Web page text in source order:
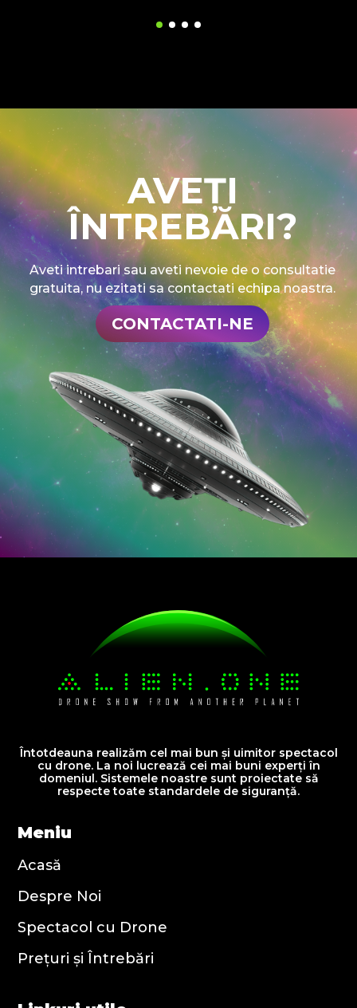
AVEȚI
ÎNTREBĂRI?
Aveti intrebari sau aveti nevoie de o consultatie
gratuita, nu ezitati sa contactati echipa noastra.
CONTACTATI-NE
Întotdeauna realizăm cel mai bun și uimitor spectacol
cu drone. La noi lucrează cei mai buni experți în
domeniul. Sistemele noastre sunt proiectate să
respecte toate standardele de siguranță.
Meniu
Acasă
Despre Noi
Spectacol cu Drone
Prețuri și Întrebări